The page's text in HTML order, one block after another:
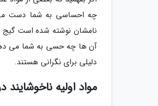
چه احساسی به شما دست
نامشان نوشته شده است گیج
آن ها چه حسی به شما می
دلیلی برای نگرانی هستند.
مواد اولیه ناخوشایند